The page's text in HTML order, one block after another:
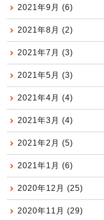
2021年9月 (6)
2021年8月 (2)
2021年7月 (3)
2021年5月 (3)
2021年4月 (4)
2021年3月 (4)
2021年2月 (5)
2021年1月 (6)
2020年12月 (25)
2020年11月 (29)